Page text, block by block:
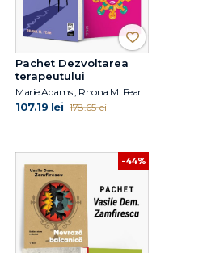
Pachet Dezvoltarea
terapeutului
Marie Adams , Rhona M. Fear , Louis Cozolino
107.19 lei 178.65 lei
-44%